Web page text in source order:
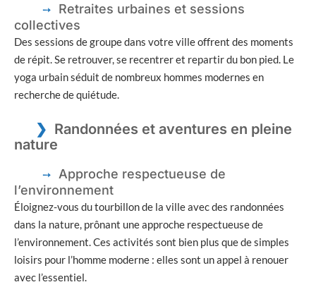
Retraites urbaines et sessions
collectives
Des sessions de groupe dans votre ville offrent des moments
de répit. Se retrouver, se recentrer et repartir du bon pied. Le
yoga urbain séduit de nombreux hommes modernes en
recherche de quiétude.
Randonnées et aventures en pleine
nature
Approche respectueuse de
l’environnement
Éloignez-vous du tourbillon de la ville avec des randonnées
dans la nature, prônant une approche respectueuse de
l’environnement. Ces activités sont bien plus que de simples
loisirs pour l’homme moderne : elles sont un appel à renouer
avec l’essentiel.